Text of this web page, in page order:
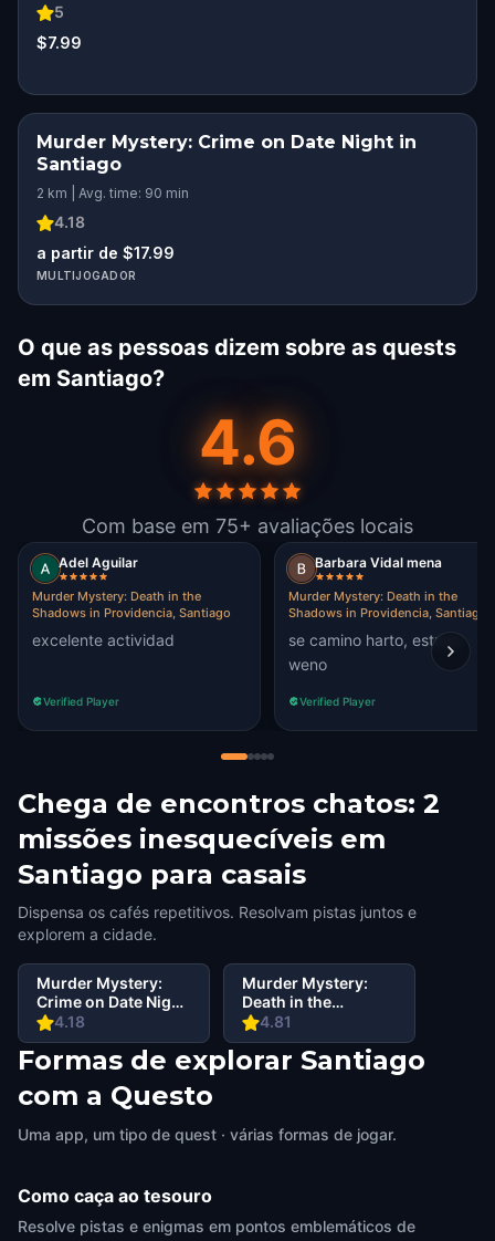
5
$7.99
Murder Mystery: Crime on Date Night in
Santiago
2 km | Avg. time: 90 min
4.18
a partir de $17.99
MULTIJOGADOR
O que as pessoas dizem sobre as quests
em Santiago?
4.6
Com base em 75+ avaliações locais
Adel Aguilar
Murder Mystery: Death in the
Shadows in Providencia, Santiago
excelente actividad
Verified Player
Barbara Vidal mena
Murder Mystery: Death in the
Shadows in Providencia, Santiago
se camino harto, estuvo
weno
Verified Player
Chega de encontros chatos: 2
missões inesquecíveis em
Santiago para casais
Dispensa os cafés repetitivos. Resolvam pistas juntos e
explorem a cidade.
4.18
Murder Mystery:
Crime on Date Night
in Santiago
4.81
Murder Mystery:
Death in the
Shadows in
Providencia,
Santiago
Formas de explorar Santiago
com a Questo
Uma app, um tipo de quest · várias formas de jogar.
Como caça ao tesouro
Resolve pistas e enigmas em pontos emblemáticos de